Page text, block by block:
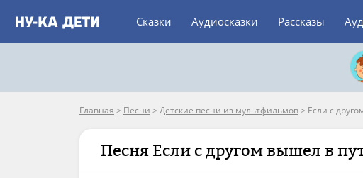
Сказки Аудиосказки Рассказы
Главная > Песни > Детские песни из мультфильмов> Если с
Песня Если с другом вышел в